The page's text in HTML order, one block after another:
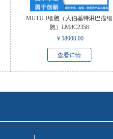
MUTU-I细胞（人伯基特淋巴瘤细
胞）LM8C2358
￥ 58000.00
查看详情